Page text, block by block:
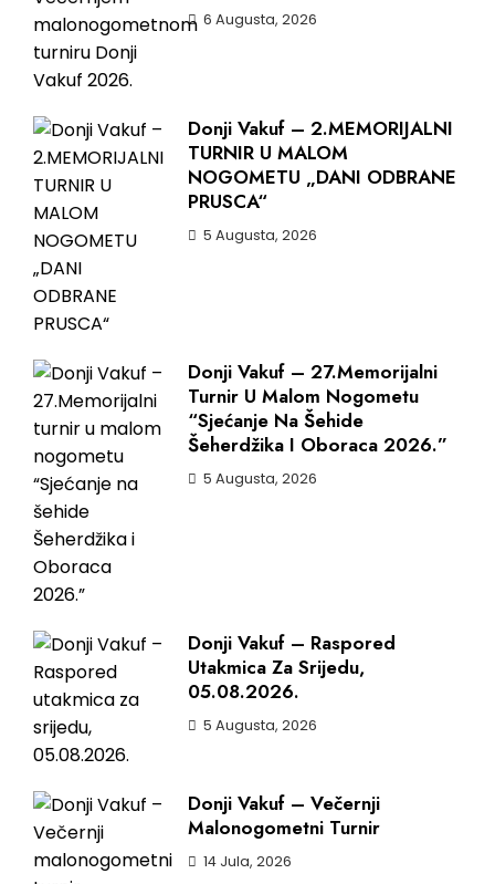
6 Augusta, 2026
Donji Vakuf – 2.MEMORIJALNI
TURNIR U MALOM
NOGOMETU „DANI ODBRANE
PRUSCA“
5 Augusta, 2026
Donji Vakuf – 27.Memorijalni
Turnir U Malom Nogometu
“Sjećanje Na Šehide
Šeherdžika I Oboraca 2026.”
5 Augusta, 2026
Donji Vakuf – Raspored
Utakmica Za Srijedu,
05.08.2026.
5 Augusta, 2026
Donji Vakuf – Večernji
Malonogometni Turnir
14 Jula, 2026